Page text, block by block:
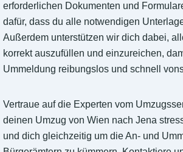
erforderlichen Dokumenten und
dafür, dass du alle notwendigen
Außerdem unterstützen wir dich dabei,
korrekt auszufüllen und einzureichen,
Ummeldung reibungslos und schnell
Vertraue auf die Experten vom
deinen Umzug von Wien nach Jena
und dich gleichzeitig um die An- und